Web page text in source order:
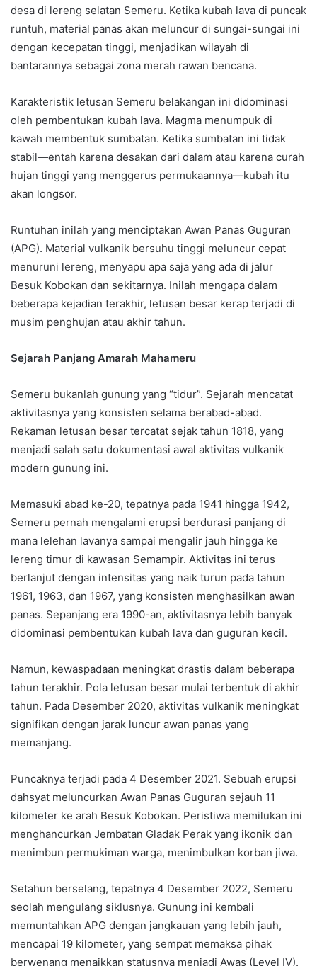
desa di lereng selatan Semeru. Ketika kubah lava di puncak
runtuh, material panas akan meluncur di sungai-sungai ini
dengan kecepatan tinggi, menjadikan wilayah di
bantarannya sebagai zona merah rawan bencana.
Karakteristik letusan Semeru belakangan ini didominasi
oleh pembentukan kubah lava. Magma menumpuk di
kawah membentuk sumbatan. Ketika sumbatan ini tidak
stabil—entah karena desakan dari dalam atau karena curah
hujan tinggi yang menggerus permukaannya—kubah itu
akan longsor.
Runtuhan inilah yang menciptakan Awan Panas Guguran
(APG). Material vulkanik bersuhu tinggi meluncur cepat
menuruni lereng, menyapu apa saja yang ada di jalur
Besuk Kobokan dan sekitarnya. Inilah mengapa dalam
beberapa kejadian terakhir, letusan besar kerap terjadi di
musim penghujan atau akhir tahun.
Sejarah Panjang Amarah Mahameru
Semeru bukanlah gunung yang “tidur”. Sejarah mencatat
aktivitasnya yang konsisten selama berabad-abad.
Rekaman letusan besar tercatat sejak tahun 1818, yang
menjadi salah satu dokumentasi awal aktivitas vulkanik
modern gunung ini.
Memasuki abad ke-20, tepatnya pada 1941 hingga 1942,
Semeru pernah mengalami erupsi berdurasi panjang di
mana lelehan lavanya sampai mengalir jauh hingga ke
lereng timur di kawasan Semampir. Aktivitas ini terus
berlanjut dengan intensitas yang naik turun pada tahun
1961, 1963, dan 1967, yang konsisten menghasilkan awan
panas. Sepanjang era 1990-an, aktivitasnya lebih banyak
didominasi pembentukan kubah lava dan guguran kecil.
Namun, kewaspadaan meningkat drastis dalam beberapa
tahun terakhir. Pola letusan besar mulai terbentuk di akhir
tahun. Pada Desember 2020, aktivitas vulkanik meningkat
signifikan dengan jarak luncur awan panas yang
memanjang.
Puncaknya terjadi pada 4 Desember 2021. Sebuah erupsi
dahsyat meluncurkan Awan Panas Guguran sejauh 11
kilometer ke arah Besuk Kobokan. Peristiwa memilukan ini
menghancurkan Jembatan Gladak Perak yang ikonik dan
menimbun permukiman warga, menimbulkan korban jiwa.
Setahun berselang, tepatnya 4 Desember 2022, Semeru
seolah mengulang siklusnya. Gunung ini kembali
memuntahkan APG dengan jangkauan yang lebih jauh,
mencapai 19 kilometer, yang sempat memaksa pihak
berwenang menaikkan statusnya menjadi Awas (Level IV).